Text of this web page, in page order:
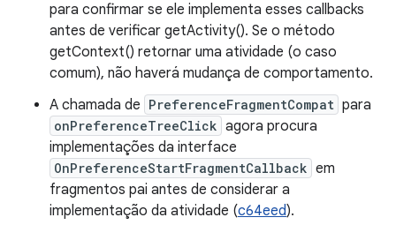
para confirmar se ele implementa esses callbacks
antes de verificar getActivity(). Se o método
getContext() retornar uma atividade (o caso
comum), não haverá mudança de comportamento.
A chamada de PreferenceFragmentCompat para
onPreferenceTreeClick agora procura
implementações da interface
OnPreferenceStartFragmentCallback em
fragmentos pai antes de considerar a
implementação da atividade (c64eed).